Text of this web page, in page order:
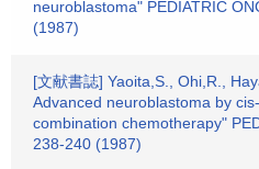
neuroblastoma" PEDIATRIC
(1987)
[文献書誌] Yaoita,S., Ohi,R.,
Advanced neuroblastoma by
combination chemotherapy"
238-240 (1987)